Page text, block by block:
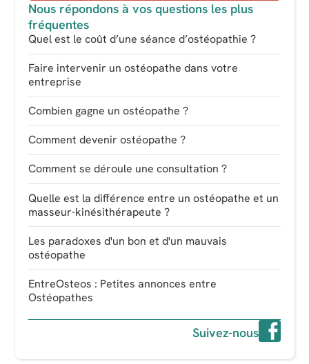
Nous répondons à vos questions les plus
fréquentes
Quel est le coût d’une séance d’ostéopathie ?
Faire intervenir un ostéopathe dans votre
entreprise
Combien gagne un ostéopathe ?
Comment devenir ostéopathe ?
Comment se déroule une consultation ?
Quelle est la différence entre un ostéopathe et un
masseur-kinésithérapeute ?
Les paradoxes d'un bon et d'un mauvais
ostéopathe
EntreOsteos : Petites annonces entre
Ostéopathes
Suivez-nous